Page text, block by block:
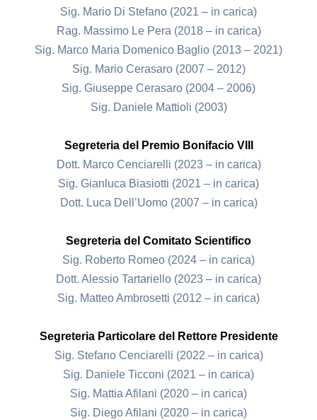
Sig. Mario Di Stefano (2021 – in carica)
Rag. Massimo Le Pera (2018 – in carica)
Sig. Marco Maria Domenico Baglio (2013 – 2021)
Sig. Mario Cerasaro (2007 – 2012)
Sig. Giuseppe Cerasaro (2004 – 2006)
Sig. Daniele Mattioli (2003)
Segreteria del Premio Bonifacio VIII
Dott. Marco Cenciarelli (2023 – in carica)
Sig. Gianluca Biasiotti (2021 – in carica)
Dott. Luca Dell’Uomo (2007 – in carica)
Segreteria del Comitato Scientifico
Sig. Roberto Romeo (2024 – in carica)
Dott. Alessio Tartariello (2023 – in carica)
Sig. Matteo Ambrosetti (2012 – in carica)
Segreteria Particolare del Rettore Presidente
Sig. Stefano Cenciarelli (2022 – in carica)
Sig. Daniele Ticconi (2021 – in carica)
Sig. Mattia Afilani (2020 – in carica)
Sig. Diego Afilani (2020 – in carica)